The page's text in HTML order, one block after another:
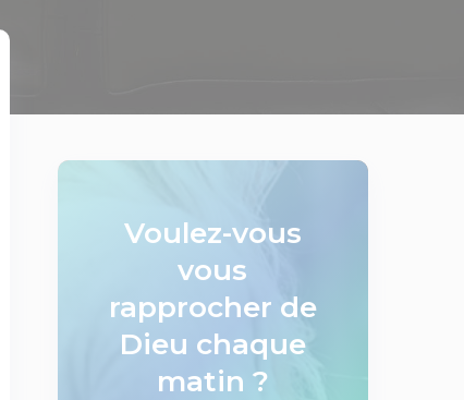
Voulez-vous
vous
rapprocher de
Dieu chaque
matin ?